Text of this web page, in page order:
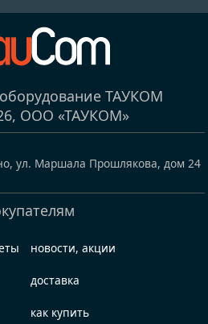
ТАУКОМ
ООО «ТАУКОМ»
, ул. Маршала Прошлякова, дом 24
новости, акции
доставка
как купить